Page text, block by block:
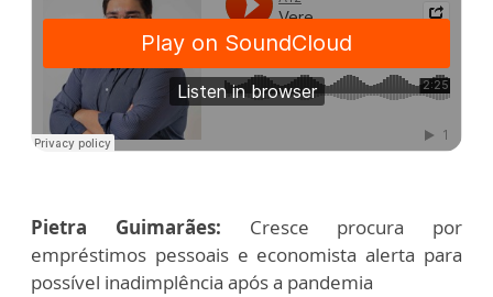
Pietra Guimarães: Cresce procura por
empréstimos pessoais e economista alerta para
possível inadimplência após a pandemia